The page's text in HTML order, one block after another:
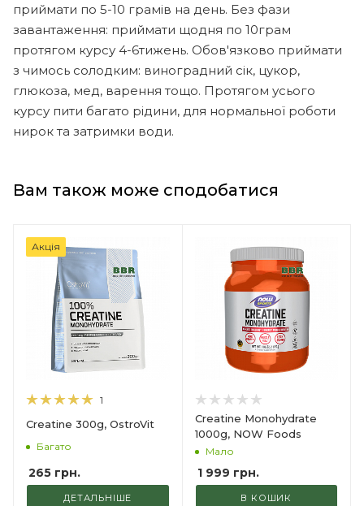
приймати по 5-10 грамів на день. Без фази
завантаження: приймати щодня по 10грам
протягом курсу 4-6тижень. Обов'язково приймати
з чимось солодким: виноградний сік, цукор,
глюкоза, мед, варення тощо. Протягом усього
курсу пити багато рідини, для нормальної роботи
нирок та затримки води.
Вам також може сподобатися
Акція
1
Creatine 300g, OstroVit
Багато
265 грн.
ДЕТАЛЬНІШЕ
Creatine Monohydrate
1000g, NOW Foods
Мало
1 999 грн.
В КОШИК